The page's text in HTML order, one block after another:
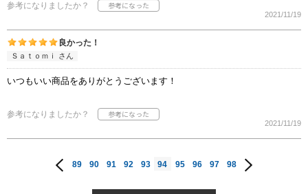
参考になりましたか？
2021/11/19
良かった！
Ｓａｔｏｍｉ さん
いつもいい商品をありがとうございます！
参考になりましたか？
2021/11/19
89 90 91 92 93 94 95 96 97 98